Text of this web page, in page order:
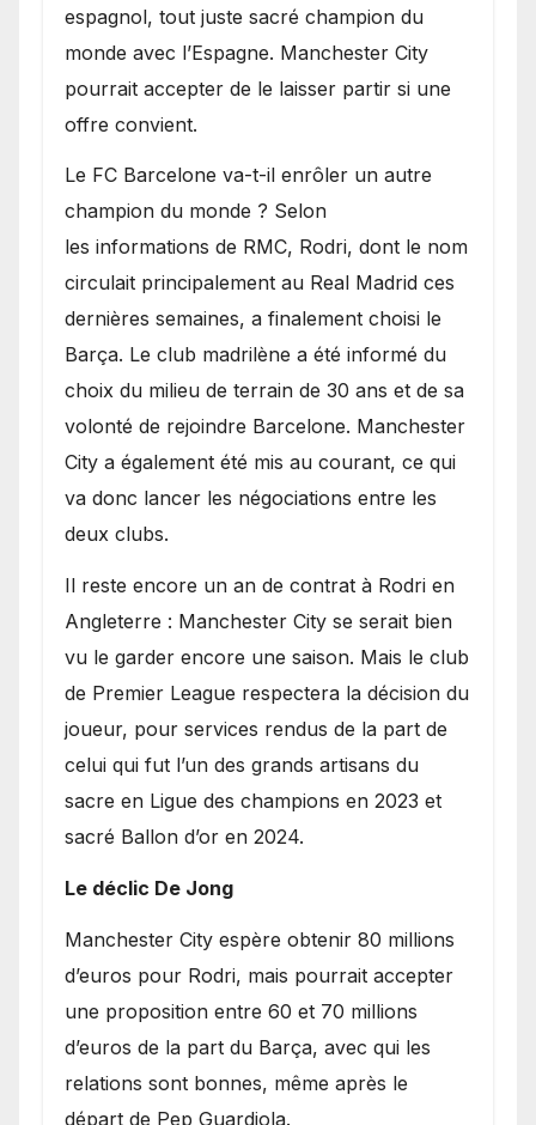
espagnol, tout juste sacré champion du
monde avec l’Espagne. Manchester City
pourrait accepter de le laisser partir si une
offre convient.
​Le FC Barcelone va-t-il enrôler un autre
champion du monde ? Selon
les informations de RMC, Rodri, dont le nom
circulait principalement au Real Madrid ces
dernières semaines, a finalement choisi le
Barça. Le club madrilène a été informé du
choix du milieu de terrain de 30 ans et de sa
volonté de rejoindre Barcelone. Manchester
City a également été mis au courant, ce qui
va donc lancer les négociations entre les
deux clubs.
​Il reste encore un an de contrat à Rodri en
Angleterre : Manchester City se serait bien
vu le garder encore une saison. Mais le club
de Premier League respectera la décision du
joueur, pour services rendus de la part de
celui qui fut l’un des grands artisans du
sacre en Ligue des champions en 2023 et
sacré Ballon d’or en 2024.
Le déclic De Jong
​Manchester City espère obtenir 80 millions
d’euros pour Rodri, mais pourrait accepter
une proposition entre 60 et 70 millions
d’euros de la part du Barça, avec qui les
relations sont bonnes, même après le
départ de Pep Guardiola.